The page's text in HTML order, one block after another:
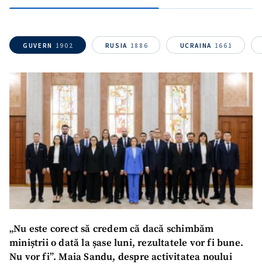
GUVERN 1902 RUSIA 1886 UCRAINA 1661
„Nu este corect să credem că dacă schimbăm
miniștrii o dată la șase luni, rezultatele vor fi bune.
Nu vor fi”. Maia Sandu, despre activitatea noului
Email+ Emailul meu
Telefon
+ Telefon personal
Am citit și sunt de
acord cu politica de
confidențialitate.
TRIMITE ȘTIREA